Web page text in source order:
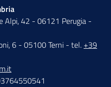
Alpi, 42 - 06121 Perugia -
6 - 05100 Terni - tel. +39